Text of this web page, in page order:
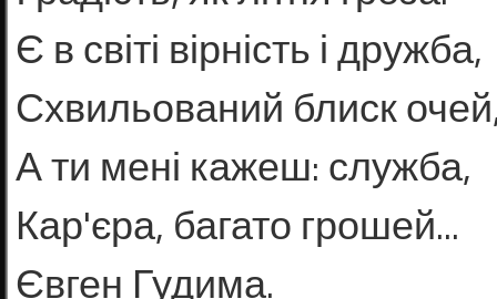
Є в світі вірність і дружба,
Схвильований блиск
А ти мені кажеш: служба,
Кар'єра, багато грошей...
Євген Гудима.